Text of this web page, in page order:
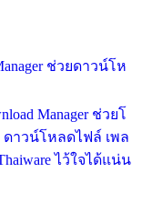
ช่วยดาวน์โห
Manager ช่วยโ
ดาวน์โหลดไฟล์ เพล
ไว้ใจได้แน่น